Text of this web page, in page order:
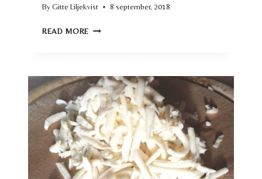
ByGitte Liljekvist 8 september, 2018
READ MORE VEGANSK